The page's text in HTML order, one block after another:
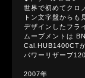
世界で初めてクロ
トン文字盤からも
デザインしたフラ
ムーブメントは
Cal.HUB1400CT
パワーリザー
2007年